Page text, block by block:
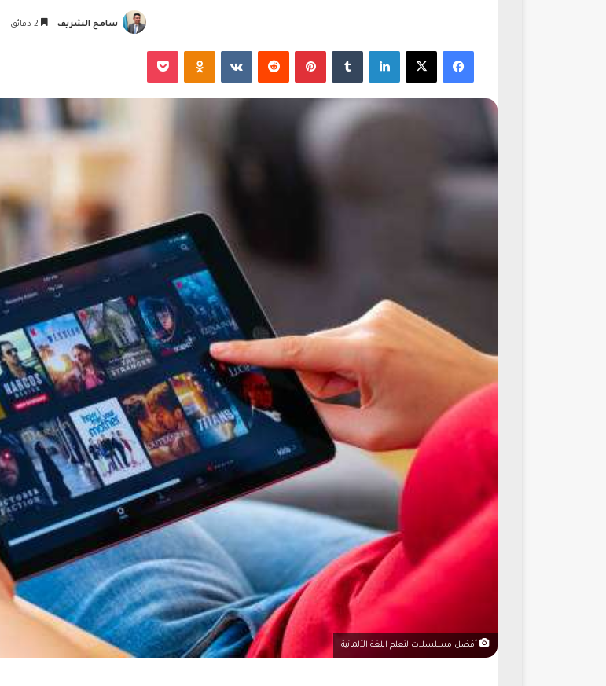
سامح الشريف
فيسبوك لينكدإن بينتيريست
أفضل مسلسلات لتعلم اللغة الألمانية